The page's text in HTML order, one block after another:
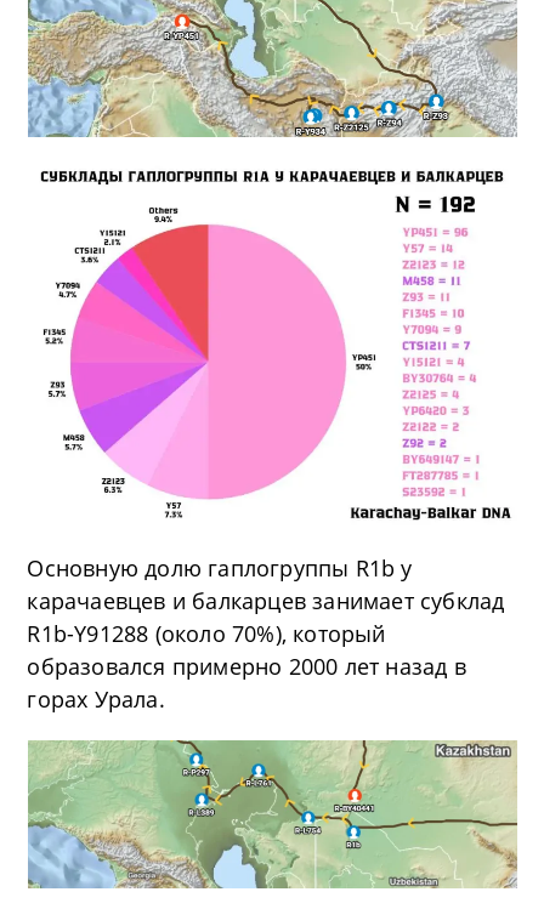
Основную долю гаплогруппы R1b у
карачаевцев и балкарцев занимает субклад
R1b-Y91288 (около 70%), который
образовался примерно 2000 лет назад в
горах Урала.